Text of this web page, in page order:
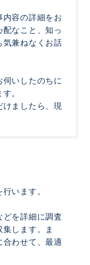
内容の詳細をお
なこと、知っ
気兼ねなくお話
伺いしたのちに
。
けましたら、現
います。
どを詳細に調査
します。ま
合わせて、最適